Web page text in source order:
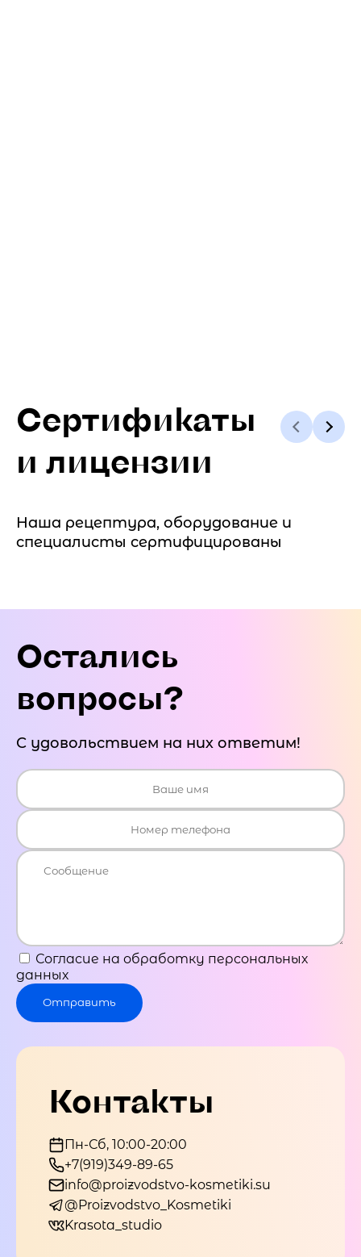
Сертификаты
и лицензии
Наша рецептура, оборудование и
специалисты сертифицированы
Остались
вопросы?
С удовольствием на них ответим!
Согласие на обработку персональных
данных
Отправить
Контакты
Пн-Сб, 10:00-20:00
+7(919)349-89-65
info@proizvodstvo-kosmetiki.su
@Proizvodstvo_Kosmetiki
Krasota_studio